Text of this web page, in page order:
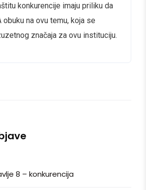
konkurencije imaju priliku da
obuku na ovu temu, koja se
značaja za ovu instituciju.
8 – konkurencija